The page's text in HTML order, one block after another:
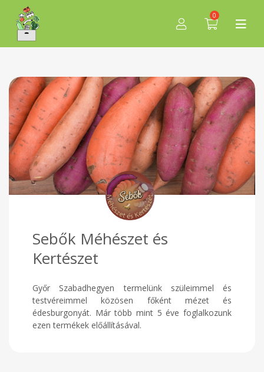
0
Sebők Méhészet és
Kertészet
Győr Szabadhegyen termelünk szüleimmel és
testvéreimmel közösen főként mézet és
édesburgonyát. Már több mint 5 éve foglalkozunk
ezen termékek előállításával.